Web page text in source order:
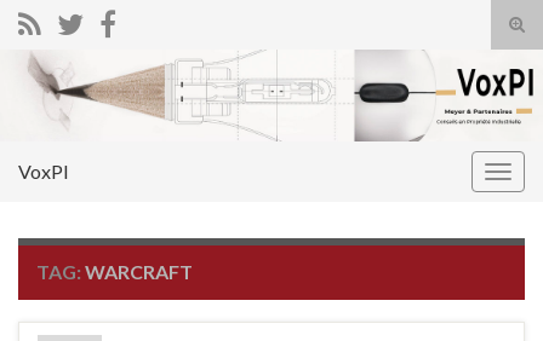
Search for:
VoxPI
TAG: WARCRAFT